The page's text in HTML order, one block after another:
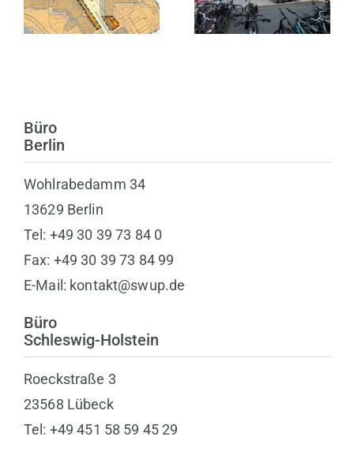
Nr. 3 in
Heiligenhafen
Kunst
Büro
Berlin
Wohlrabedamm 34
13629 Berlin
Tel: +49 30 39 73 84 0
Fax: +49 30 39 73 84 99
E-Mail: kontakt@swup.de
Büro
Schleswig-Holstein
Roeckstraße 3
23568 Lübeck
Tel: +49 451 58 59 45 29